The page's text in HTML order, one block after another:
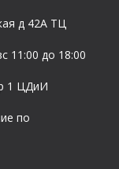
д 42А ТЦ
11:00 до 18:00
1 ЦДиИ
по